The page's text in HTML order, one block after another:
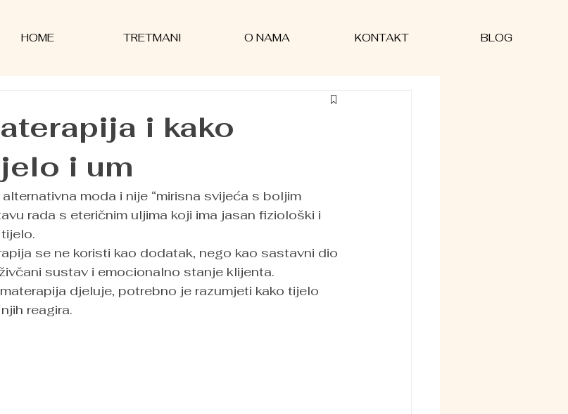
HOME TRETMANI O NAMA KONTAKT BLOG
i kako
i um
moda i nije “mirisna svijeća s boljim
rada s eteričnim uljima koji ima jasan fiziološki i
se ne koristi kao dodatak, nego kao sastavni dio
sustav i emocionalno stanje klijenta.
djeluje, potrebno je razumjeti kako tijelo
reagira.